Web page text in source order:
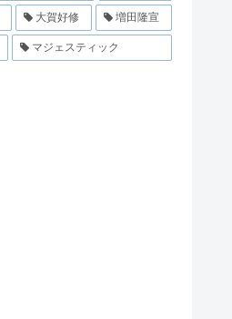
大賀好修 増田隆宣
マジェスティック